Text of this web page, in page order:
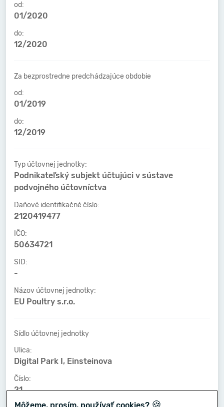
od:
01/2020
do:
12/2020
Za bezprostredne predchádzajúce obdobie
od:
01/2019
do:
12/2019
Typ účtovnej jednotky:
Podnikateľský subjekt účtujúci v sústave
podvojného účtovníctva
Daňové identifikačné číslo:
2120419477
IČO:
50634721
SID:
-
Názov účtovnej jednotky:
EU Poultry s.r.o.
Sídlo účtovnej jednotky
Ulica:
Digital Park I, Einsteinova
Číslo:
21
🍪